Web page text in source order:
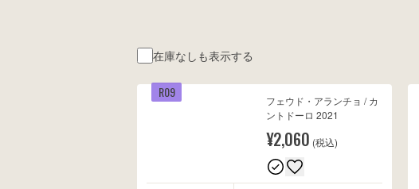
商品検索
在庫なしも表示する
R09
フェウド・アランチョ / カ
ントドーロ 2021
¥2,060 (税込)